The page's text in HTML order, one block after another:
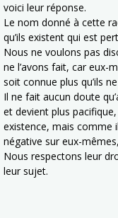
voici leur réponse.
Le nom donné à cette
qu’ils existent qui est
Nous ne voulons pas
ne l’avons fait, car eux-
soit connue plus qu’ils
Il ne fait aucun doute
et devient plus
existence, mais comme
négative sur eux-
Nous respectons leur
leur sujet.